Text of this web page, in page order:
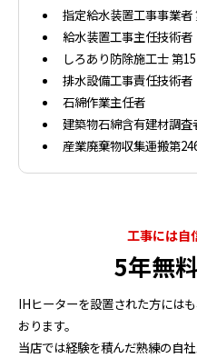
指定給水装置工事事業者
給水装置工事主任技術者
しろあり防除施工士 第
排水設備工事責任技術者
石綿作業主任者
建築物石綿含有建材調査
産業廃棄物収集運搬第
工事には自
5年無
IHヒーターを設置された方には
おります。
当店では経験を積んだ熟練の自